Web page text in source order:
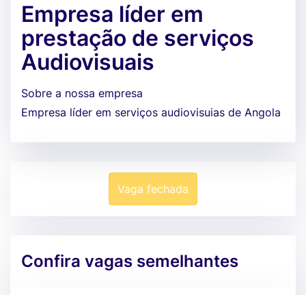
Empresa líder em
prestação de serviços
Audiovisuais
Sobre a nossa empresa
Empresa líder em serviços audiovisuias de Angola
Vaga fechada
Confira vagas semelhantes